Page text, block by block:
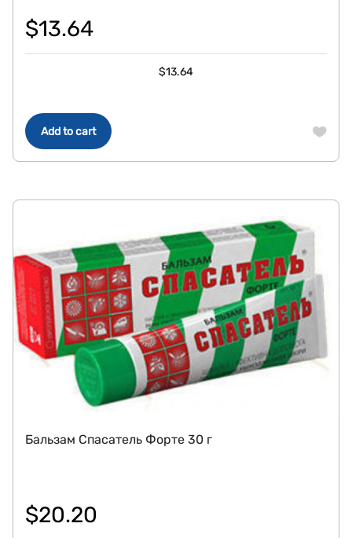
Add to cart
$13.64
$13.64
Бальзам Спасатель Форте 30 г
$20.20